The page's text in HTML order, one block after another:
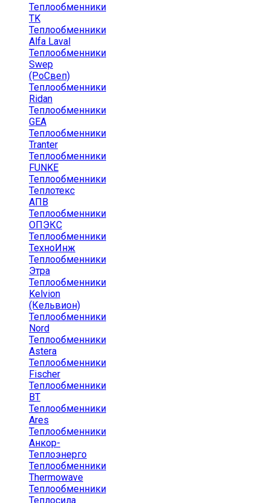
Теплообменники
TK
Теплообменники
Alfa Laval
Теплообменники
Swep
(РоСвеп)
Теплообменники
Ridan
Теплообменники
GEA
Теплообменники
Tranter
Теплообменники
FUNKE
Теплообменники
Теплотекс
АПВ
Теплообменники
ОПЭКС
Теплообменники
ТехноИнж
Теплообменники
Этра
Теплообменники
Kelvion
(Кельвион)
Теплообменники
Nord
Теплообменники
Astera
Теплообменники
Fischer
Теплообменники
ВТ
Теплообменники
Ares
Теплообменники
Анкор-
Теплоэнерго
Теплообменники
Thermowave
Теплообменники
Теплосила